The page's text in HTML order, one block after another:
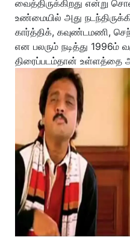
வைத்திருக்கிறது என்று
உண்மையில் அது
கார்த்திக், கவுண்டமணி,
என பலரும் நடித்து 1996ம்
திரைப்படம்தான் உள்ளத்தை